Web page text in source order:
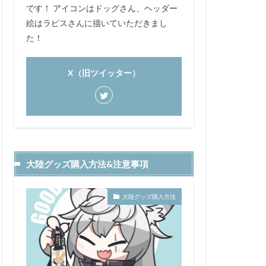
です！ アイコンはドッグさん、ヘッダー
絵はラピスさんに描いていただきまし
た！
X（旧ツイッター）
大陸グッズ購入方法&注意事項
大陸グッズ購入方法